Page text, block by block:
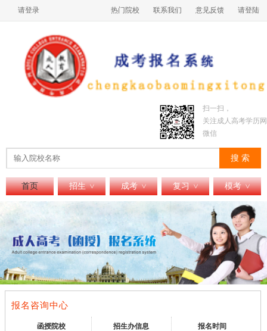
请登录 热门院校 联系我们 意见反馈 请登陆
扫一扫，
关注成人高考学历网
微信
搜 索
首页 招生 > 成考 > 复习 > 模考 >
报名咨询中心
函授院校 招生办信息 报名时间